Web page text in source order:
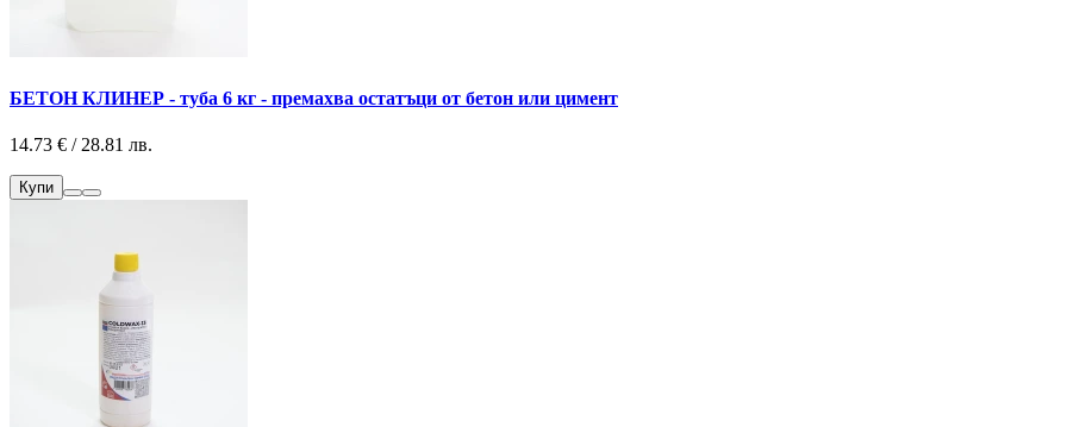
БЕТОН КЛИНЕР - туба 6 кг - премахва остатъци от бетон или цимент
14.73 € / 28.81 лв.
Купи